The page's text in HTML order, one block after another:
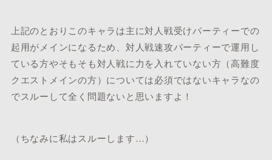
上記のとおりこのキャラは主に対人戦受けパーティーでの
起用がメインになるため、対人戦速攻パーティーで運用し
ている方やそもそも対人戦に力を入れていない方（高難度
クエストメインの方）については必須ではないキャラなの
でスルーして全く問題ないと思いますよ！
（ちなみに私はスルーします…）